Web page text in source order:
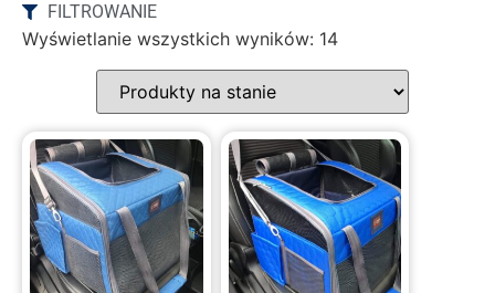
FILTROWANIE
Wyświetlanie wszystkich wyników: 14